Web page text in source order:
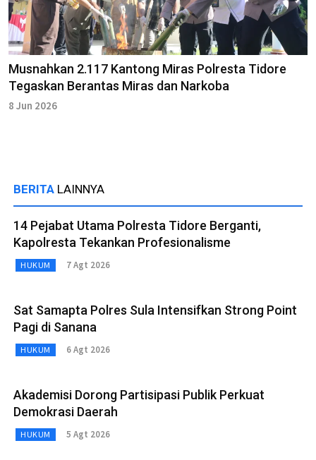
Musnahkan 2.117 Kantong Miras Polresta Tidore
Tegaskan Berantas Miras dan Narkoba
8 Jun 2026
BERITA LAINNYA
14 Pejabat Utama Polresta Tidore Berganti,
Kapolresta Tekankan Profesionalisme
HUKUM 7 Agt 2026
Sat Samapta Polres Sula Intensifkan Strong Point
Pagi di Sanana
HUKUM 6 Agt 2026
Akademisi Dorong Partisipasi Publik Perkuat
Demokrasi Daerah
HUKUM 5 Agt 2026